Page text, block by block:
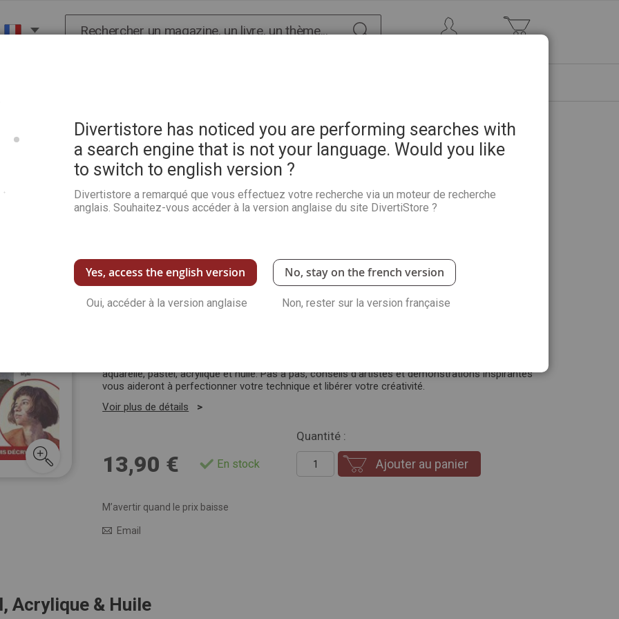
du Chevalet Hors-série n°3
Peinture - Le Guide du débutant 2026 - Editions du
Chevalet Hors-série n°3
Soyez le premier à commenter ce produit
Découvrez le matériel essentiel , les couleurs, lestextureset les gestes fondamentaux
chaque technique.
lumineuses.
aquarelle, pastel, acrylique et huile. Pas à pas, conseils d’artistes et démonstrations inspirantes
vous aideront à perfectionner votre technique et libérer votre créativité.
Voir plus de détails
13,90 € En stock
Quantité :
Ajouter au panier
M’avertir quand le prix baisse
Email
Acrylique & Huile
Divertistore has noticed you are performing searches with
a search engine that is not your language. Would you like
to switch to english version ?
Divertistore a remarqué que vous effectuez votre recherche via un moteur de recherche
anglais. Souhaitez-vous accéder à la version anglaise du site DivertiStore ?
Yes, access the english version
Oui, accéder à la version anglaise
No, stay on the french version
Non, rester sur la version française